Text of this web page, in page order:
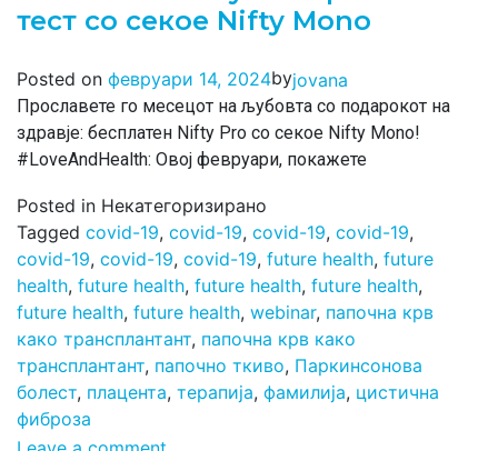
тест со секое Nifty Mono
Posted on февруари 14, 2024byjovana
Прославете го месецот на љубовта со подарокот на
здравје: бесплатен Nifty Pro со секое Nifty Mono!
#LoveAndHealth: Овој февруари, покажете
Posted in Некатегоризирано
Tagged covid-19, covid-19, covid-19, covid-19,
covid-19, covid-19, covid-19, future health, future
health, future health, future health, future health,
future health, future health, webinar, папочна крв
како трансплантант, папочна крв како
трансплантант, папочно ткиво, Паркинсонова
болест, плацента, терапија, фамилија, цистична
фиброза